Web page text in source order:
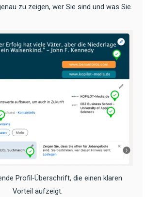
zu zeigen, wer Sie sind und was Sie
Profil-Überschrift, die einen klaren
Vorteil aufzeigt.